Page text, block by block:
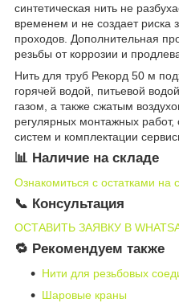
синтетическая нить не
временем и не создает риска
проходов. Дополнительная
резьбы от коррозии и
Нить для труб Рекорд 50 м
горячей водой, питьевой
газом, а также сжатым
регулярных монтажных
систем и комплектации
📊 Наличие на складе
Ознакомиться с остатками на
📞 Консультация
ОСТАВИТЬ ЗАЯВКУ В
🔁 Рекомендуем также
Нити для резьбовых
Шаровые краны